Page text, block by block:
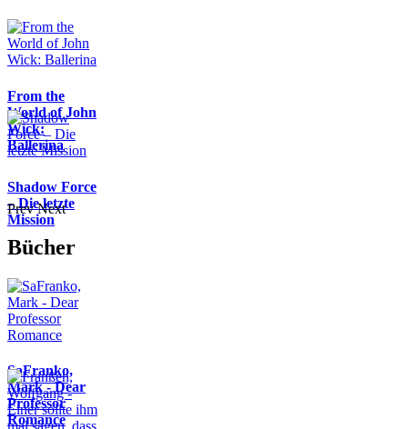
From the
World of John
Wick:
Ballerina
Shadow Force
– Die letzte
Mission
Prev Next
Bücher
SaFranko,
Mark - Dear
Professor
Romance